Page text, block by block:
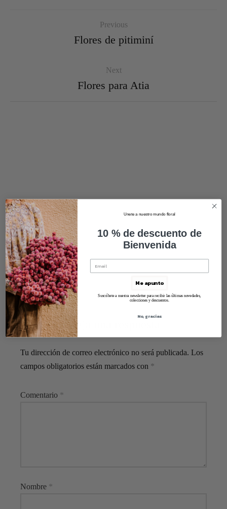
Previous
Flores de pitiminí
Next
Flores para Atia
Deja una respuesta
Tu dirección de correo electrónico no será publicada. Los
campos obligatorios están marcados con *
Comentario *
Nombre *
Unete a nuestro mundo floral
10 % de descuento de
Bienvenida
Me apunto
Suscríbete a nuestra newsletter para recibir las últimas novedades,
colecciones y descuentos.
No, gracias